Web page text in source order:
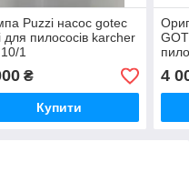
Puzzi насос gotec
для пилососів karcher
1
₴
Купити
10/2
4